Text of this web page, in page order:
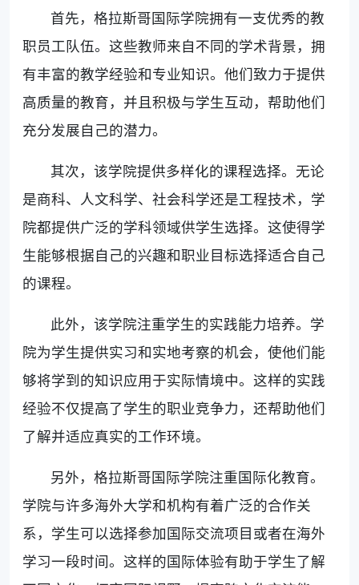
首先，格拉斯哥国际学院拥有一支优秀的教
职员工队伍。这些教师来自不同的学术背景，拥
有丰富的教学经验和专业知识。他们致力于提供
高质量的教育，并且积极与学生互动，帮助他们
充分发展自己的潜力。
其次，该学院提供多样化的课程选择。无论
是商科、人文科学、社会科学还是工程技术，学
院都提供广泛的学科领域供学生选择。这使得学
生能够根据自己的兴趣和职业目标选择适合自己
的课程。
此外，该学院注重学生的实践能力培养。学
院为学生提供实习和实地考察的机会，使他们能
够将学到的知识应用于实际情境中。这样的实践
经验不仅提高了学生的职业竞争力，还帮助他们
了解并适应真实的工作环境。
另外，格拉斯哥国际学院注重国际化教育。
学院与许多海外大学和机构有着广泛的合作关
系，学生可以选择参加国际交流项目或者在海外
学习一段时间。这样的国际体验有助于学生了解